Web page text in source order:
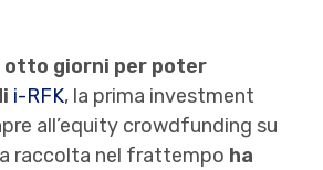
otto giorni per poter
i-RFK, la prima investment
all’equity crowdfunding su
raccolta nel frattempo ha